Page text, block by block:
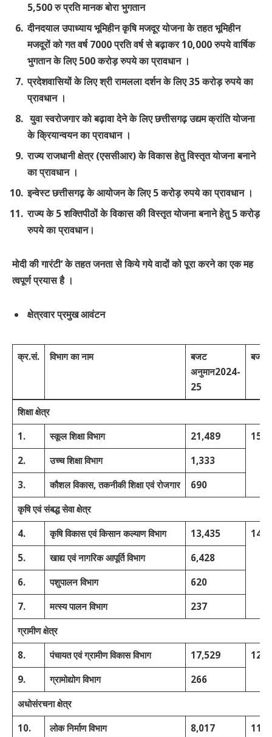
5,500 रु प्रति मानक बोरा भुगतान
दीनदयाल उपाध्याय भूमिहीन कृषि मजदूर योजना के तहत भूमिहीन
मजदूरों को गत वर्ष 7000 प्रति वर्ष से बढ़ाकर 10,000 रुपये वार्षिक
भुगतान के लिए 500 करोड़ रुपये का प्रावधान ।
प्रदेशवासियों के लिए श्री रामलला दर्शन के लिए 35 करोड़ रुपये का
प्रावधान ।
युवा स्वरोजगार को बढ़ावा देने के लिए छत्तीसगढ़ उद्यम क्रांति योजना
के क्रियान्वयन का प्रावधान ।
राज्य राजधानी क्षेत्र (एससीआर) के विकास हेतु विस्तृत योजना बनाने
का प्रावधान ।
इन्वेस्ट छत्तीसगढ़ के आयोजन के लिए 5 करोड़ रुपये का प्रावधान ।
राज्य के 5 शक्तिपीठों के विकास की विस्तृत योजना बनाने हेतु 5 करोड़
रुपये का प्रावधान।
मोदीकीगारंटी‘केतहतजनतासेकियेगयेवादोंकोपूराकरनेकाएकमह
त्वपूर्णप्रयासहै ।
क्षेत्रवारप्रमुखआवंटन
क्र.सं. विभाग का नाम
बजट
अनुमान2024-
25
बजट
शिक्षा क्षेत्र
1.
स्कूल शिक्षा विभाग 21,489
2.
उच्च शिक्षा विभाग
1,333
3.
कौशल विकास, तकनीकी शिक्षा एवं रोजगार
690
कृषि एवं संबद्ध सेवा क्षेत्र
4.
कृषि विकास एवं किसान कल्याण विभाग 13,435
5.
खाद्य एवं नागरिक आपूर्ति विभाग
6,428
6.
पशुपालन विभाग
620
7.
मत्स्य पालन विभाग
237
ग्रामीण क्षेत्र
8.
पंचायत एवं ग्रामीण विकास विभाग 17,529
9.
ग्रामोद्योग विभाग
266
अधोसंरचना क्षेत्र
10.
लोक निर्माण विभाग 8,017